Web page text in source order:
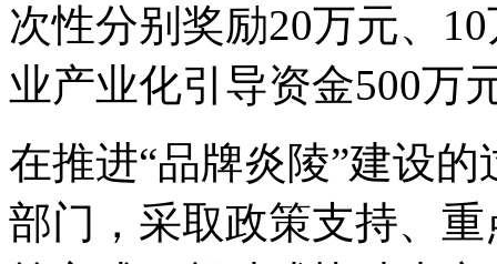
次性分别奖励20万元、
业产业化引导资金500万
在推进“品牌炎陵”建设
部门，采取政策支持、